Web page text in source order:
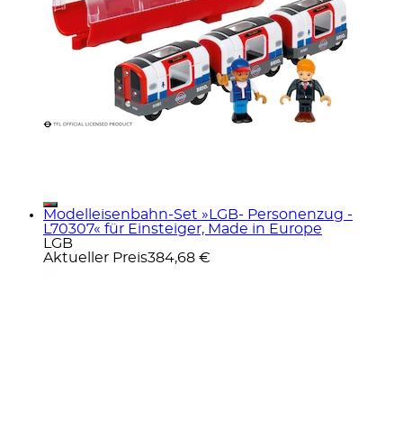
Modelleisenbahn-Set »LGB- Personenzug -
L70307« für Einsteiger, Made in Europe
LGB
Aktueller Preis384,68 €